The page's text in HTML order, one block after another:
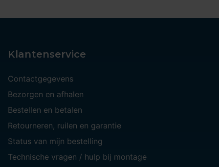
Klantenservice
Contactgegevens
Bezorgen en afhalen
Bestellen en betalen
Retourneren, ruilen en garantie
Status van mijn bestelling
Technische vragen / hulp bij montage